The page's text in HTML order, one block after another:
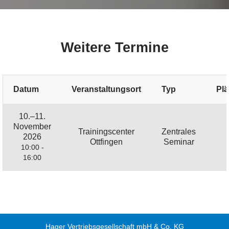
Weitere Termine
Datum Veranstaltungsort Typ
10.–11.
November
2026
10:00 -
16:00
Trainingscenter
Ottfingen
Zentrales
Seminar
Hager Vertriebsgesellschaft mbH & Co. KG